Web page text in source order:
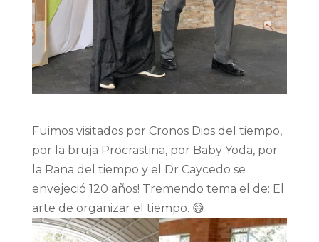
Fuimos visitados por Cronos Dios del tiempo,
por la bruja Procrastina, por Baby Yoda, por
la Rana del tiempo y el Dr Caycedo se
envejeció 120 años! Tremendo tema el de: El
arte de organizar el tiempo. 😅